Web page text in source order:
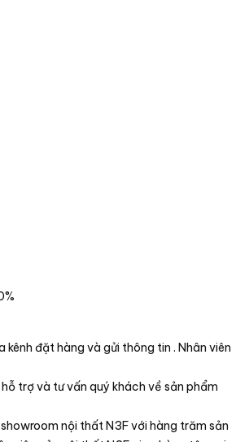
đặt hàng và gửi thông tin . Nhân viên
trợ và tư vấn quý khách về sản phẩm
nội thất N3F với hàng trăm sản